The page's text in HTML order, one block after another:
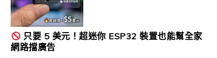
只要 5 美元！超迷你 ESP32 裝置也能幫全家
網路擋廣告